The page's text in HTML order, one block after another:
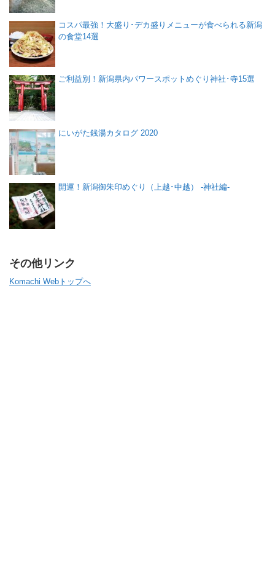
コスパ最強！大盛り･デカ盛りメニューが食べられる新潟
の食堂14選
ご利益別！新潟県内パワースポットめぐり神社･寺15選
にいがた銭湯カタログ 2020
開運！新潟御朱印めぐり（上越･中越） -神社編-
その他リンク
Komachi Webトップへ